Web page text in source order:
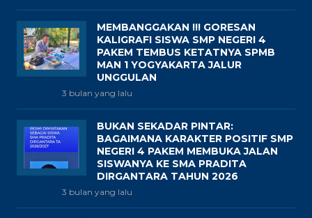
MEMBANGGAKAN !!! GORESAN
KALIGRAFI SISWA SMP NEGERI 4
PAKEM TEMBUS KETATNYA SPMB
MAN 1 YOGYAKARTA JALUR
UNGGULAN
3 bulan yang lalu
BUKAN SEKADAR PINTAR:
BAGAIMANA KARAKTER POSITIF SMP
NEGERI 4 PAKEM MEMBUKA JALAN
SISWANYA KE SMA PRADITA
DIRGANTARA TAHUN 2026
3 bulan yang lalu